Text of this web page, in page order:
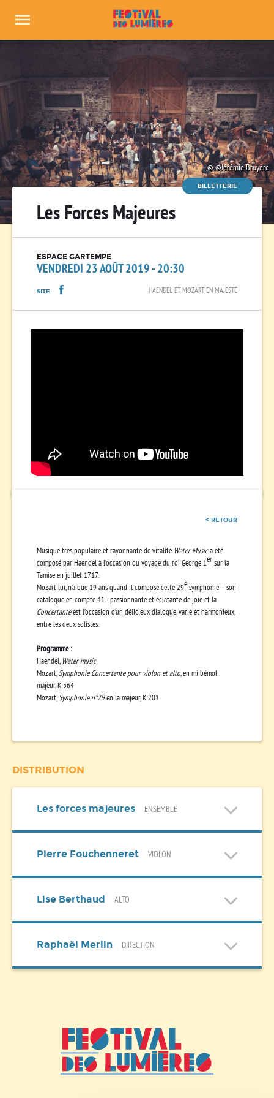
©Jérémie Bruyère
BILLETTERIE
Les Forces Majeures
ESPACE GARTEMPE
VENDREDI 23 AOÛT 2019 - 20:30
HAENDEL ET MOZART EN MAJESTÉ
SITE
< RETOUR
Musique très populaire et rayonnante de vitalité Water Musica été
composé par Haendel à l’occasion du voyage du roi George 1ersur la
Tamise en juillet 1717.
Mozart lui, n’a que 19 ans quand il compose cette 29esymphonie – son
catalogue en compte 41 - passionnante et éclatante de joie et la
Concertanteest l’occasion d’un délicieux dialogue, varié et harmonieux,
entre les deux solistes.
Programme:
Haendel, Water music
Mozart,Symphonie Concertante pour violon et alto, en mi bémol
majeur, K 364
Mozart,Symphonie n°29en la majeur, K 201
DISTRIBUTION
Les forces majeures ENSEMBLE
Pierre Fouchenneret VIOLON
Lise Berthaud ALTO
Raphaël Merlin DIRECTION